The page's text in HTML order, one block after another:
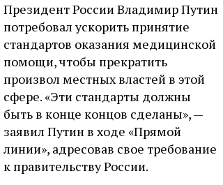
Президент России Владимир Путин
потребовал ускорить принятие
стандартов оказания медицинской
помощи, чтобы прекратить
произвол местных властей в этой
сфере. «Эти стандарты должны
быть в конце концов сделаны», —
заявил Путин в ходе «Прямой
линии», адресовав свое требование
к правительству России.